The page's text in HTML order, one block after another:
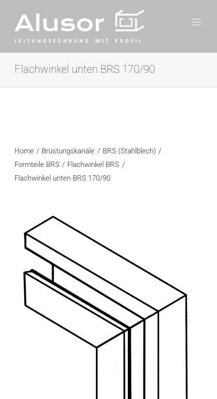
Inhalt
springen
Flachwinkel unten BRS 170/90
Home Brüstungskanäle
BRS (Stahlblech)
Formteile BRS
Flachwinkel BRS
Flachwinkel unten BRS 170/90